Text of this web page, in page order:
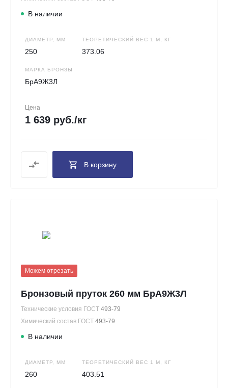
В наличии
ДИАМЕТР, ММ
250
ТЕОРЕТИЧЕСКИЙ ВЕС 1 М, КГ
373.06
МАРКА БРОНЗЫ
БрА9Ж3Л
Цена
1 639 руб./кг
В корзину
Можем отрезать
Бронзовый пруток 260 мм БрА9Ж3Л
Технические условия ГОСТ 493-79
Химический состав ГОСТ 493-79
В наличии
ДИАМЕТР, ММ
260
ТЕОРЕТИЧЕСКИЙ ВЕС 1 М, КГ
403.51